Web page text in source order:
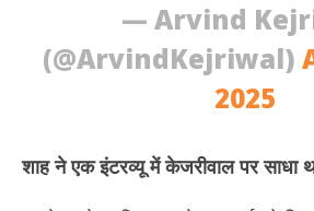
— Arvind
(@ArvindKejriwal)
2025
शाह ने एक इंटरव्यू में केजरीवाल पर साधा